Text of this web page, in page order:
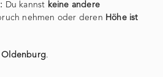
Du kannst keine andere
nehmen oder deren Höhe ist
Oldenburg.